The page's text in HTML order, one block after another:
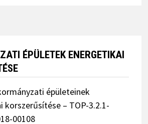
ÉPÜLETEK ENERGETIKAI